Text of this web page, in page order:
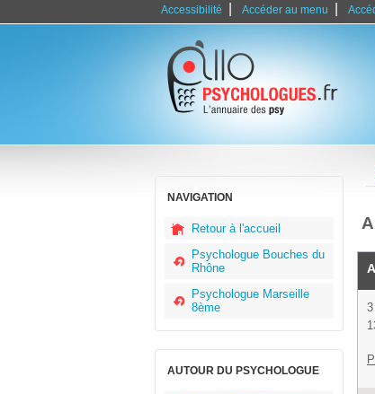
Accessibilité Accéder au menu
NAVIGATION
Retour à l'accueil
Psychologue Bouches du
Rhône
Psychologue Marseille
8ème
AUTOUR DU PSYCHOLOGUE